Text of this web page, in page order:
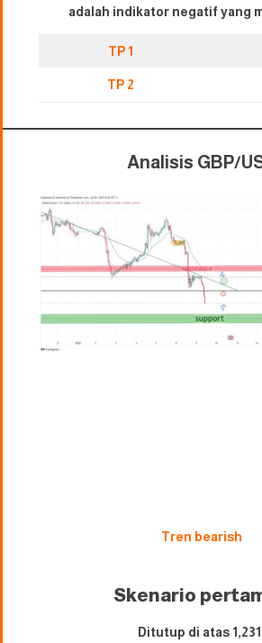
adalah indikator negatif yang
TP 1
TP 2
Analisis GBP/
Tren bearish
Skenario
Ditutup di atas